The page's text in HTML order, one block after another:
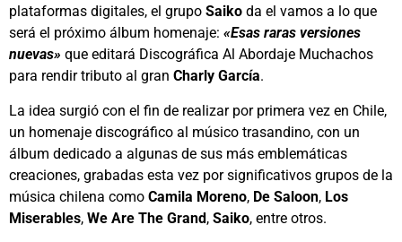
plataformas digitales, el grupo Saiko da el vamos a lo que
será el próximo álbum homenaje: «Esas raras versiones
nuevas» que editará Discográfica Al Abordaje Muchachos
para rendir tributo al gran Charly García.
La idea surgió con el fin de realizar por primera vez en Chile,
un homenaje discográfico al músico trasandino, con un
álbum dedicado a algunas de sus más emblemáticas
creaciones, grabadas esta vez por significativos grupos de la
música chilena como Camila Moreno, De Saloon, Los
Miserables, We Are The Grand, Saiko, entre otros.